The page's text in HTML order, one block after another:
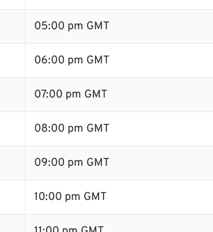
05:00 pm GMT
06:00 pm GMT
07:00 pm GMT
08:00 pm GMT
09:00 pm GMT
10:00 pm GMT